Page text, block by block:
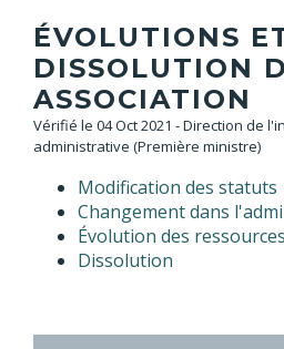
ÉVOLUTIONS
DISSOLUTION
ASSOCIATION
Vérifié le 04 Oct 2021 - Direction de
administrative (Première ministre)
Modification des statuts
Changement dans
Évolution des ressources
Dissolution